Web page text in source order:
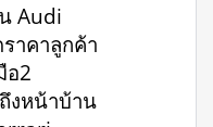
Audi
าคาลูกค้า
อ2
งหน้าบ้าน